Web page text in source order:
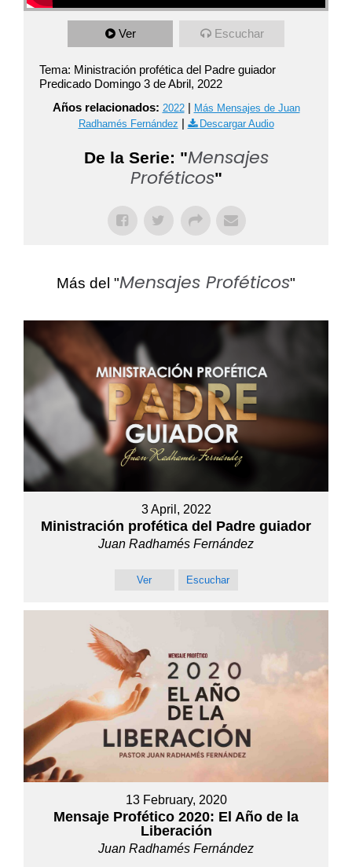
Ver Escuchar
Tema: Ministración profética del Padre guiador
Predicado Domingo 3 de Abril, 2022
Años relacionados: 2022| Más Mensajes de Juan
Radhamés Fernández | Descargar Audio
De la Serie: "Mensajes
Proféticos"
Más del "Mensajes Proféticos"
3 April, 2022
Ministración profética del Padre guiador
Juan Radhamés Fernández
Ver Escuchar
13 February, 2020
Mensaje Profético 2020: El Año de la
Liberación
Juan Radhamés Fernández